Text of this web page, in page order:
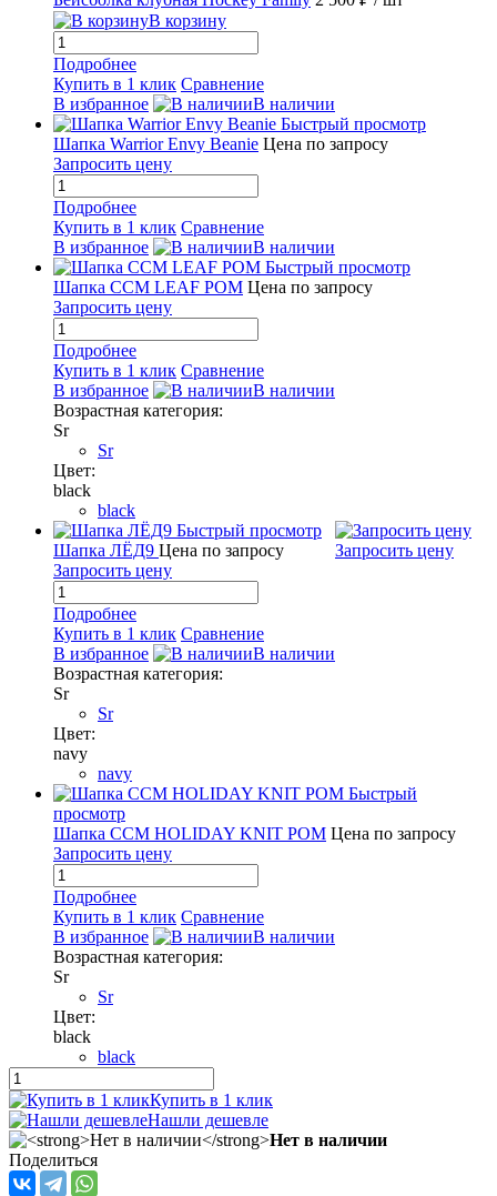
В корзину
Подробнее
Купить в 1 клик Сравнение
В избранное
В наличии
Быстрый просмотр
Шапка Warrior Envy Beanie Цена по запросу
Запросить цену
Подробнее
Купить в 1 клик Сравнение
В избранное
В наличии
Быстрый просмотр
Шапка CCM LEAF POM Цена по запросу
Запросить цену
Подробнее
Купить в 1 клик Сравнение
В избранное
В наличии
Возрастная категория:
Sr
Sr
Цвет:
black
black
Быстрый просмотр
Шапка ЛЁД9 Цена по запросу
Запросить цену
Подробнее
Купить в 1 клик Сравнение
В избранное
В наличии
Возрастная категория:
Sr
Sr
Цвет:
navy
navy
Быстрый
просмотр
Шапка CCM HOLIDAY KNIT POM Цена по запросу
Запросить цену
Подробнее
Купить в 1 клик Сравнение
В избранное
В наличии
Возрастная категория:
Sr
Sr
Цвет:
black
black
Запросить цену
Купить в 1 клик
Нашли дешевле
Нет в наличии
Поделиться